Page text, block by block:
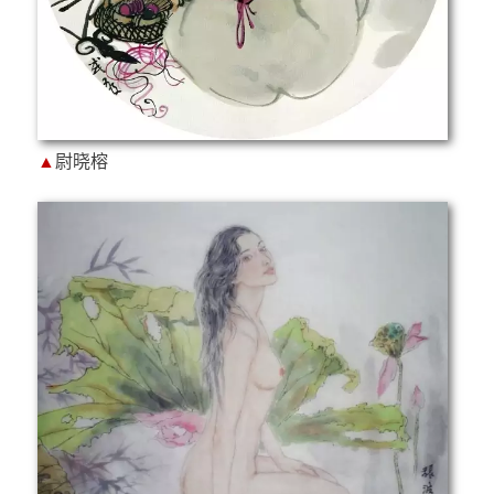
▲ 尉晓榕